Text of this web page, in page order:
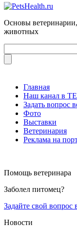
Основы
животных
Главная
Наш канал в
Задать вопрос
Фото
Выставки
Ветеринария
Реклама на
Помощь ветеринара
Заболел питомец?
Задайте свой вопрос
Новости